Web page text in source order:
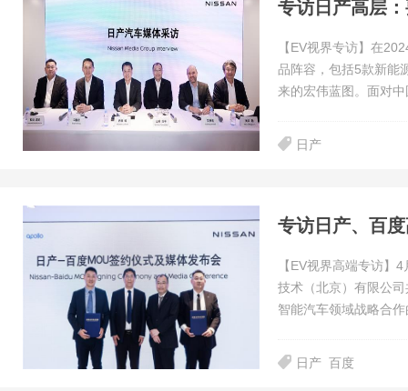
【EV视界专访】在
品阵容，包括5款新能
来的宏伟蓝图。面对
日产
专访日产、百
【EV视界高端专访】
技术（北京）有限公
智能汽车领域战略合
日产 百度